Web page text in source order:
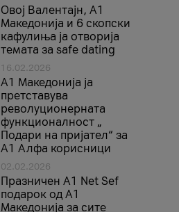
Овој Валентајн, A1
Македонија и 6 скопски
кафулиња ја отворија
темата за safe dating
16.02.2026
А1 Македонија ја
претставува
револуционерната
функционалност „
Подари на пријател“ за
А1 Алфа корисници
02.02.2026
Празничен A1 Net Sеf
подарок од А1
Македонија за сите